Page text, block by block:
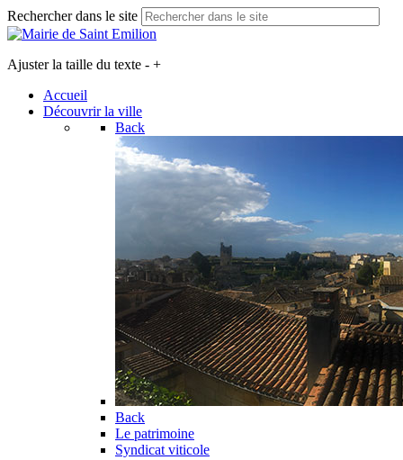
Rechercher dans le site
Ajuster la taille du texte - +
Accueil
Découvrir la ville
Back
Back
Le patrimoine
Syndicat viticole